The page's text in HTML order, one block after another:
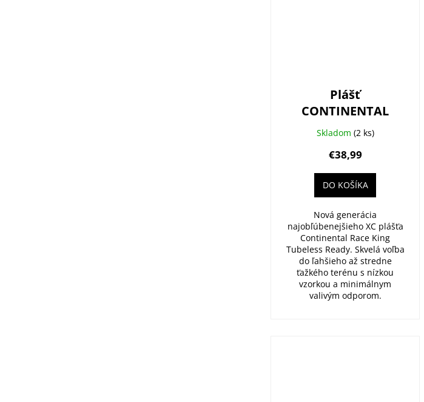
Plášť
CONTINENTAL
Race King II 29x2.2
Performance
kevlar
Skladom (2 ks)
€38,99
DO KOŠÍKA
Nová generácia
najobľúbenejšieho XC plášťa
Continental Race King
Tubeless Ready. Skvelá voľba
do ľahšieho až stredne
ťažkého terénu s nízkou
vzorkou a minimálnym
valivým odporom.